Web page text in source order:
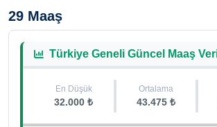
29 Maaş
Türkiye Geneli Güncel Maaş
En Düşük
32.000 ₺
Ortalama
43.475 ₺